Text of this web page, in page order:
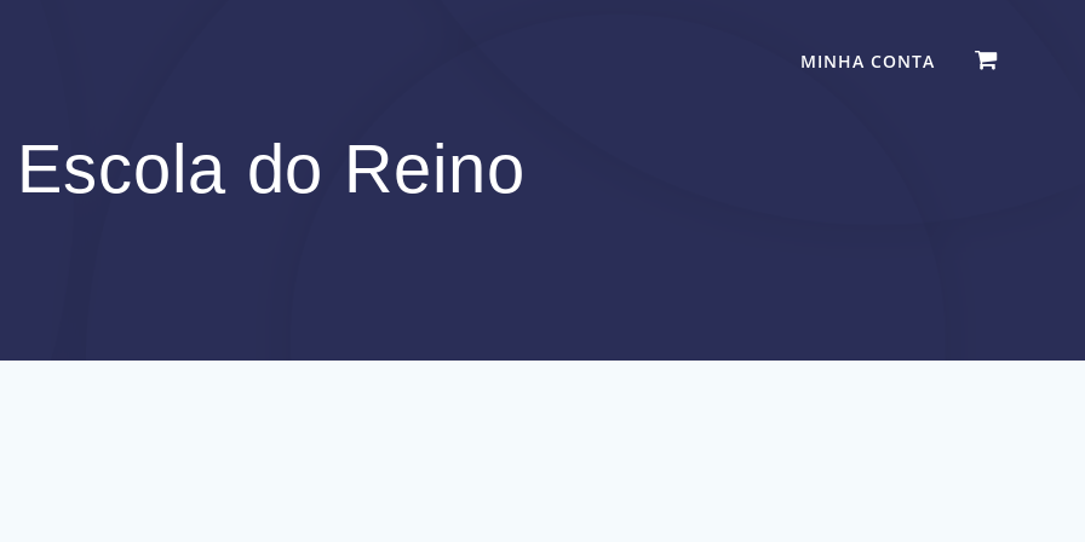
MINHA CONTA
Escola do Reino